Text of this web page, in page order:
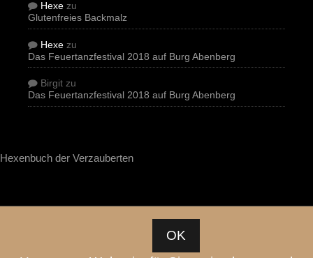
Hexe zu
Glutenfreies Backmalz
Hexe zu
Das Feuertanzfestival 2018 auf Burg Abenberg
Birgit zu
Das Feuertanzfestival 2018 auf Burg Abenberg
Hexenbuch der Verzauberten
OK